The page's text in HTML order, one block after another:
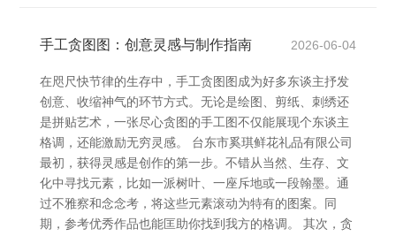
手工贪图图：创意灵感与制作指南 2026-06-04
在咫尺快节律的生存中，手工贪图图成为好多东谈主抒发
创意、收缩神气的环节方式。无论是绘图、剪纸、刺绣还
是拼贴艺术，一张尽心贪图的手工图不仅能展现个东谈主
格调，还能激励无穷灵感。 台东市奚琪鲜花礼品有限公司
最初，获得灵感是创作的第一步。不错从当然、生存、文
化中寻找元素，比如一派树叶、一座斥地或一段翰墨。通
过不雅察和念念考，将这些元素滚动为特有的图案。同
期，参考优秀作品也能匡助你找到我方的格调。 其次，贪